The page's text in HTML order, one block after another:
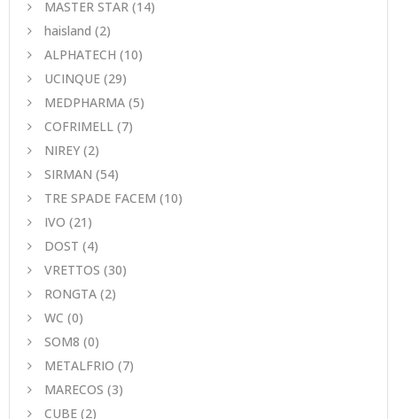
MASTER STAR (14)
haisland (2)
ALPHATECH (10)
UCINQUE (29)
MEDPHARMA (5)
COFRIMELL (7)
NIREY (2)
SIRMAN (54)
TRE SPADE FACEM (10)
IVO (21)
DOST (4)
VRETTOS (30)
RONGTA (2)
WC (0)
SOM8 (0)
METALFRIO (7)
MARECOS (3)
CUBE (2)